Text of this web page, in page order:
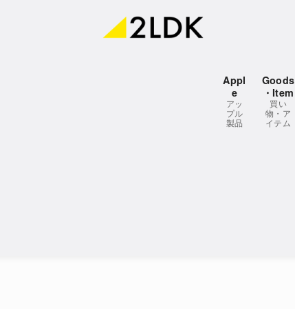
Appl
e
アッ
プル
製品
Goods
・Item
買い
物・ア
イテム